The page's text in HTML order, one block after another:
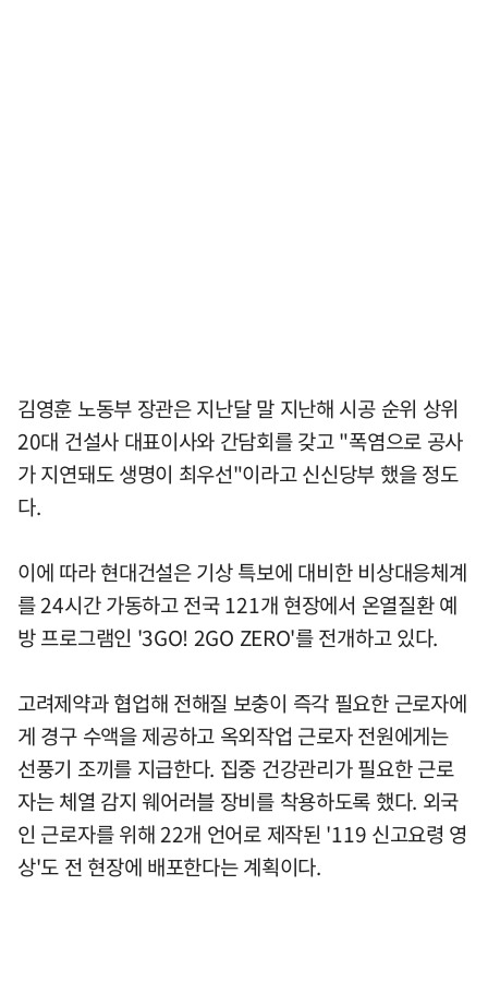
김영훈 노동부 장관은 지난달 말 지난해 시공 순위 상위
20대 건설사 대표이사와 간담회를 갖고 "폭염으로 공사
가 지연돼도 생명이 최우선"이라고 신신당부 했을 정도
다.
이에 따라 현대건설은 기상 특보에 대비한 비상대응체계
를 24시간 가동하고 전국 121개 현장에서 온열질환 예
방 프로그램인 '3GO! 2GO ZERO'를 전개하고 있다.
고려제약과 협업해 전해질 보충이 즉각 필요한 근로자에
게 경구 수액을 제공하고 옥외작업 근로자 전원에게는
선풍기 조끼를 지급한다. 집중 건강관리가 필요한 근로
자는 체열 감지 웨어러블 장비를 착용하도록 했다. 외국
인 근로자를 위해 22개 언어로 제작된 '119 신고요령 영
상'도 전 현장에 배포한다는 계획이다.